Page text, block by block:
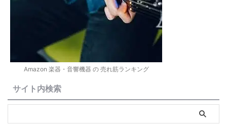
Amazon 楽器・音響機器 の 売れ筋ランキング
サイト内検索